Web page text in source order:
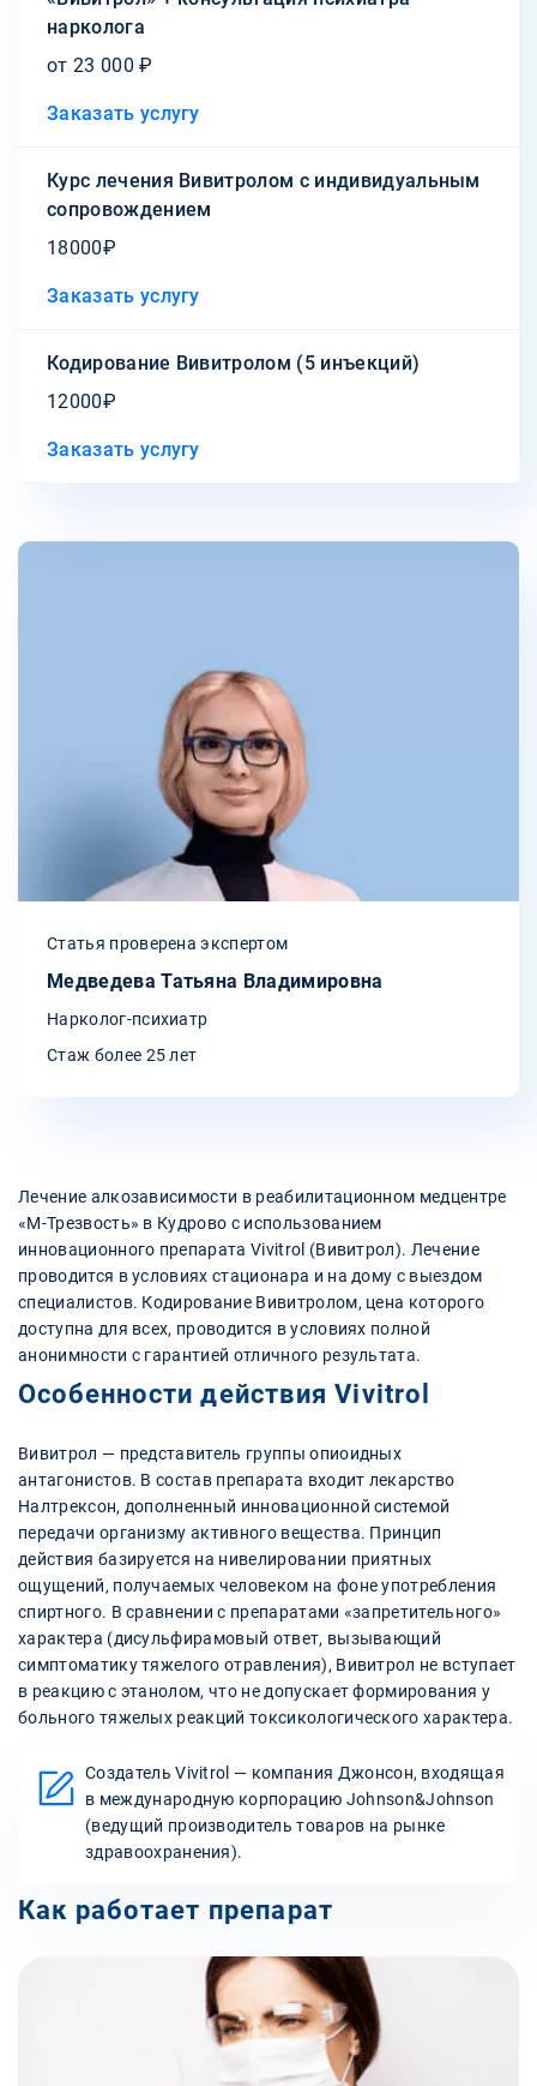
нарколога
от 23 000 ₽
Заказать услугу
Курс лечения Вивитролом с индивидуальным
сопровождением
18000₽
Заказать услугу
Кодирование Вивитролом (5 инъекций)
12000₽
Заказать услугу
Статья проверена экспертом
Медведева Татьяна Владимировна
Нарколог-психиатр
Стаж более 25 лет
Лечение алкозависимости в реабилитационном медцентре
«М-Трезвость» в Кудрово с использованием
инновационного препарата Vivitrol (Вивитрол). Лечение
проводится в условиях стационара и на дому с выездом
специалистов. Кодирование Вивитролом, цена которого
доступна для всех, проводится в условиях полной
анонимности с гарантией отличного результата.
Особенности действия Vivitrol
Вивитрол — представитель группы опиоидных
антагонистов. В состав препарата входит лекарство
Налтрексон, дополненный инновационной системой
передачи организму активного вещества. Принцип
действия базируется на нивелировании приятных
ощущений, получаемых человеком на фоне употребления
спиртного. В сравнении с препаратами «запретительного»
характера (дисульфирамовый ответ, вызывающий
симптоматику тяжелого отравления), Вивитрол не вступает
в реакцию с этанолом, что не допускает формирования у
больного тяжелых реакций токсикологического характера.
Создатель Vivitrol — компания Джонсон, входящая
в международную корпорацию Johnson&Johnson
(ведущий производитель товаров на рынке
здравоохранения).
Как работает препарат